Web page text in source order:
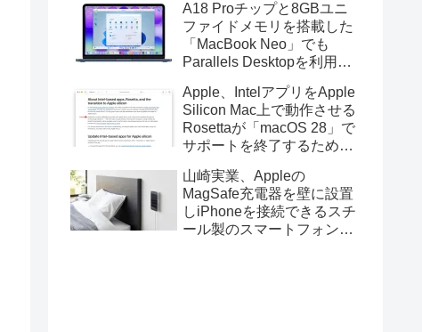
タを利用することでデュア
ルディスプレイ以上の出力
が可能に。
A18 Proチップと8GBユニ
ファイドメモリを搭載した
「MacBook Neo」でも
Parallels Desktopを利用し
作成は可能。
Apple、IntelアプリをApple
Silicon Mac上で動作させる
Rosettaが「macOS 28」で
サポートを終了するため、
イン、機能拡張をApple
Siliconに対応したバージョ
ンへアップデートするよう
通知。
山崎実業、Appleの
MagSafe充電器を壁に設置
しiPhoneを接続できるスチ
ール製のスマートフォンホ